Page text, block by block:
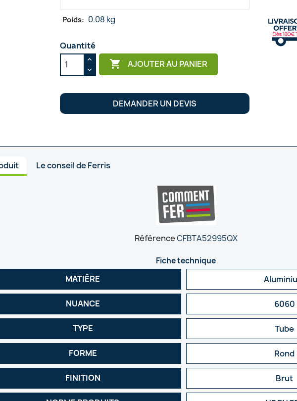
Poids: 0.08 kg
Quantité
 AJOUTER AU PANIER
DEMANDER UN DEVIS
Le conseil de Ferris
RéférenceCFBTA52995QX
Fiche technique
MATIÈRE
NUANCE 6060
TYPE Tube
FORME Rond
FINITION Brut